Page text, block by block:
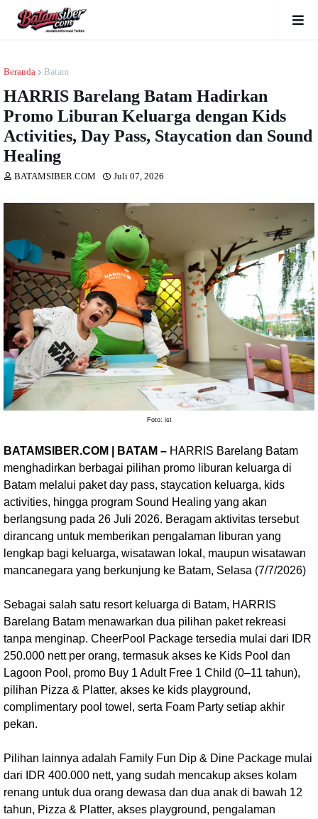
Beranda Batam
HARRIS Barelang Batam Hadirkan
Promo Liburan Keluarga dengan Kids
Activities, Day Pass, Staycation dan Sound
Healing
BATAMSIBER.COM Juli 07, 2026
Foto: ist
BATAMSIBER.COM | BATAM – HARRIS Barelang Batam
menghadirkan berbagai pilihan promo liburan keluarga di
Batam melalui paket day pass, staycation keluarga, kids
activities, hingga program Sound Healing yang akan
berlangsung pada 26 Juli 2026. Beragam aktivitas tersebut
dirancang untuk memberikan pengalaman liburan yang
lengkap bagi keluarga, wisatawan lokal, maupun wisatawan
mancanegara yang berkunjung ke Batam, Selasa (7/7/2026)
Sebagai salah satu resort keluarga di Batam, HARRIS
Barelang Batam menawarkan dua pilihan paket rekreasi
tanpa menginap. CheerPool Package tersedia mulai dari IDR
250.000 nett per orang, termasuk akses ke Kids Pool dan
Lagoon Pool, promo Buy 1 Adult Free 1 Child (0–11 tahun),
pilihan Pizza & Platter, akses ke kids playground,
complimentary pool towel, serta Foam Party setiap akhir
pekan.
Pilihan lainnya adalah Family Fun Dip & Dine Package mulai
dari IDR 400.000 nett, yang sudah mencakup akses kolam
renang untuk dua orang dewasa dan dua anak di bawah 12
tahun, Pizza & Platter, akses playground, pengalaman